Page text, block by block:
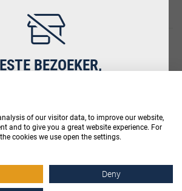
BEZOEKER,
dank voor uw interesse in
op zondag gesloten.
of our visitor data, to improve our website,
and to give you a great website experience. For
cookies we use open the settings.
Deny